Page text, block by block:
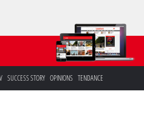
SUCCESS STORY OPINIONS TENDANCE